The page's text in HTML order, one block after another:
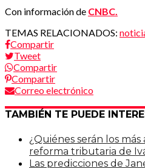
Con información de CNBC.
TEMAS RELACIONADOS:
Compartir
Tweet
Compartir
Compartir
Correo electrónico
TAMBIÉN TE PUEDE
¿Quiénes serán los
reforma tributaria de
Las predicciones de